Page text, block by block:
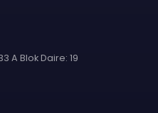
A Blok Daire: 19